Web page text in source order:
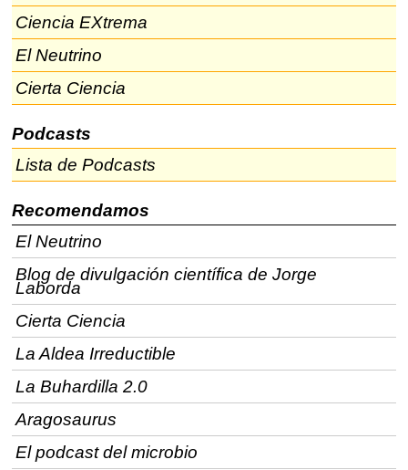
Ciencia EXtrema
El Neutrino
Cierta Ciencia
Podcasts
Lista de Podcasts
Recomendamos
El Neutrino
Blog de divulgación científica de Jorge
Laborda
Cierta Ciencia
La Aldea Irreductible
La Buhardilla 2.0
Aragosaurus
El podcast del microbio